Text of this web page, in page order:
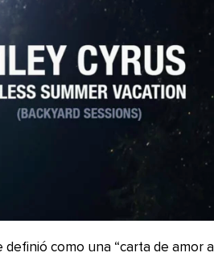
como una “carta de amor a